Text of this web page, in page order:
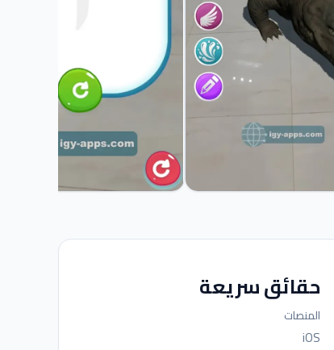
حقائق سريعة
المنصات
iOS